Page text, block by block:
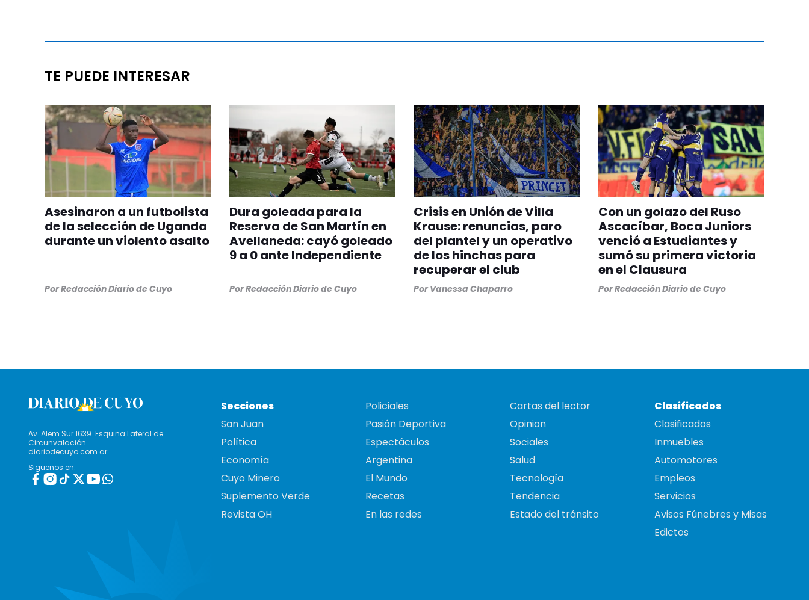
TE PUEDE INTERESAR
Asesinaron a un futbolista
de la selección de Uganda
durante un violento asalto
PorRedacción Diario de Cuyo
Dura goleada para la
Reserva de San Martín en
Avellaneda: cayó goleado
9 a 0 ante Independiente
PorRedacción Diario de Cuyo
Crisis en Unión de Villa
Krause: renuncias, paro
del plantel y un operativo
de los hinchas para
recuperar el club
Por Vanessa Chaparro
Con un golazo del Ruso
Ascacíbar, Boca Juniors
venció a Estudiantes y
sumó su primera victoria
en el Clausura
PorRedacción Diario de Cuyo
Av. Alem Sur 1639. Esquina Lateral de
Circunvalación
diariodecuyo.com.ar
Siguenos en:
Secciones
San Juan
Política
Economía
Cuyo Minero
Suplemento Verde
Revista OH
Policiales
Pasión Deportiva
Espectáculos
Argentina
El Mundo
Recetas
En las redes
Cartas del lector
Opinion
Sociales
Salud
Tecnología
Tendencia
Estado del tránsito
Clasificados
Clasificados
Inmuebles
Automotores
Empleos
Servicios
Avisos Fúnebres y Misas
Edictos